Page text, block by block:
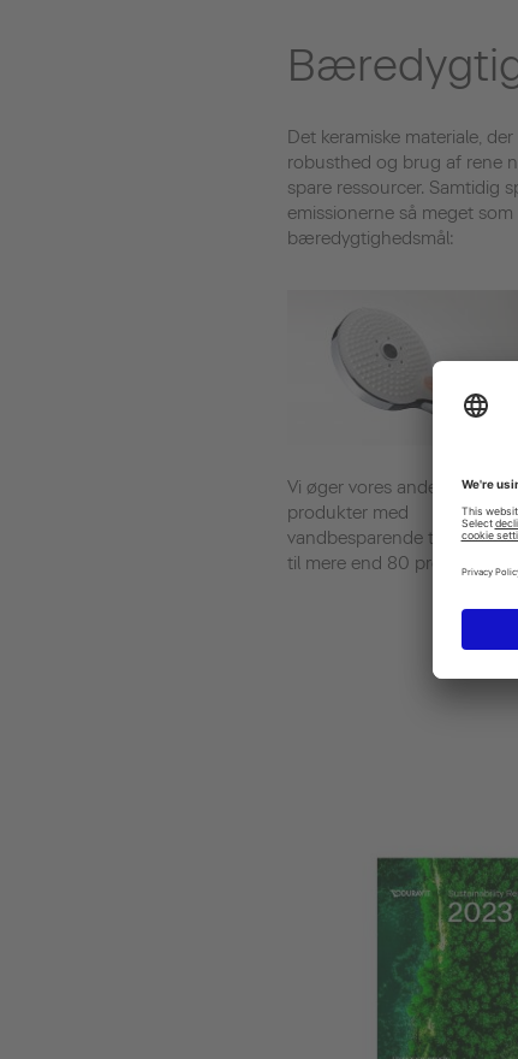
Det keramiske materiale,
robusthed og brug af rene
spare ressourcer. Samtidig
emissionerne så meget
bæredygtighedsmål:
Vi øger vores andel af
produkter med
vandbesparende teknologier
til mere end 80 procent.